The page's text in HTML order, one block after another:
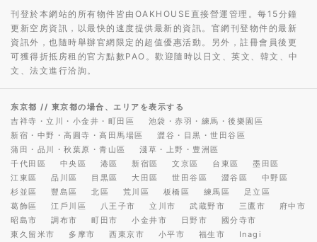
刊登於本網站的所有物件皆由OAKHOUSE直接營運管理。每15分鐘
更新空房資訊，以最快的速度提供最新的資訊。官網刊登物件的最新
資訊外，也隨時舉辦官網限定的超值優惠活動。另外，註冊會員後更
可獲得折抵房租的官方點數PAO。歡迎隨時以日文、英文、韓文、中
文、法文進行洽詢。
东京都 // 東京都の場合、エリアを表示する
吉祥寺・立川・小金井・町田區
池袋・赤羽・練馬・後樂園區
新宿・中野・高圓寺・高田馬場區
澀谷・目黒・世田谷區
蒲田・品川・秋葉原・青山區
淺草・上野・豊洲區
千代田區
中央區 港區 新宿區 文京區 台東區
墨田區
江東區
品川區 目黒區 大田區 世田谷區 澀谷區
中野區
杉並區
豐島區 北區 荒川區 板橋區 練馬區
足立區
葛飾區
江戶川區 八王子市 立川市 武蔵野市 三鷹市
府中市
昭島市
調布市 町田市 小金井市 日野市
國分寺市
東久留米市
多摩市 西東京市 小平市 福生市 Inagi